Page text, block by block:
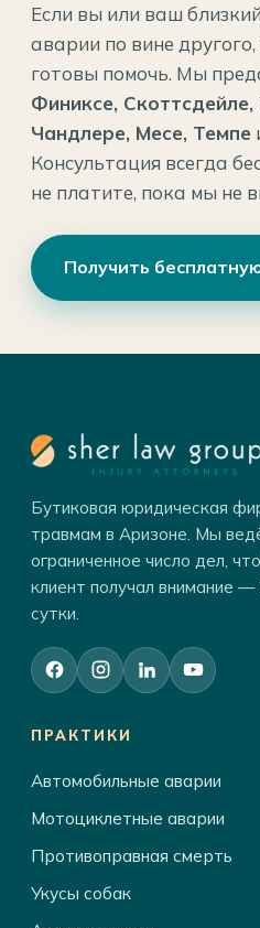
Если вы или ваш
аварии по вине
готовы помочь. Мы
Финиксе, Скоттсдейле,
Чандлере, Месе, Темпе
Консультация всегда
не платите, пока мы не
Получить
Бутиковая юридическая
травмам в Аризоне. Мы
ограниченное число дел,
клиент получал внимание —
сутки.
ПРАКТИКИ
Автомобильные аварии
Мотоциклетные аварии
Противоправная смерть
Укусы собак